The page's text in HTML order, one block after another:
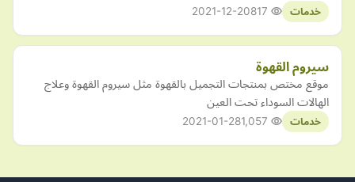
خدمات 2021-12-20
سيروم القهوة
موقع مختص بمنتجات التجميل بالقهوة مثل سيروم القهوة وعلاج
الهالات السوداء تحت العين
خدمات 2021-01-28